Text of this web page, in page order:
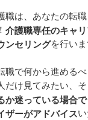
職は、あなたの転
介護職専任のキャ
ンセリングを行いま
職で何から進める
だけ見てみたい、そ
か迷っている場合
ザーがアドバイス